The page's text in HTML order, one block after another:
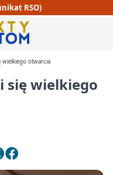
RSO)
wielkiego otwarcia
się wielkiego